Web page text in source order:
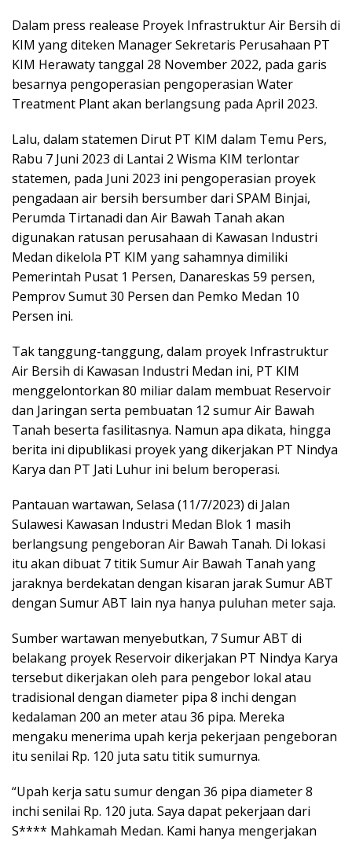
Dalam press realease Proyek Infrastruktur Air Bersih di
KIM yang diteken Manager Sekretaris Perusahaan PT
KIM Herawaty tanggal 28 November 2022, pada garis
besarnya pengoperasian pengoperasian Water
Treatment Plant akan berlangsung pada April 2023.
Lalu, dalam statemen Dirut PT KIM dalam Temu Pers,
Rabu 7 Juni 2023 di Lantai 2 Wisma KIM terlontar
statemen, pada Juni 2023 ini pengoperasian proyek
pengadaan air bersih bersumber dari SPAM Binjai,
Perumda Tirtanadi dan Air Bawah Tanah akan
digunakan ratusan perusahaan di Kawasan Industri
Medan dikelola PT KIM yang sahamnya dimiliki
Pemerintah Pusat 1 Persen, Danareskas 59 persen,
Pemprov Sumut 30 Persen dan Pemko Medan 10
Persen ini.
Tak tanggung-tanggung, dalam proyek Infrastruktur
Air Bersih di Kawasan Industri Medan ini, PT KIM
menggelontorkan 80 miliar dalam membuat Reservoir
dan Jaringan serta pembuatan 12 sumur Air Bawah
Tanah beserta fasilitasnya. Namun apa dikata, hingga
berita ini dipublikasi proyek yang dikerjakan PT Nindya
Karya dan PT Jati Luhur ini belum beroperasi.
Pantauan wartawan, Selasa (11/7/2023) di Jalan
Sulawesi Kawasan Industri Medan Blok 1 masih
berlangsung pengeboran Air Bawah Tanah. Di lokasi
itu akan dibuat 7 titik Sumur Air Bawah Tanah yang
jaraknya berdekatan dengan kisaran jarak Sumur ABT
dengan Sumur ABT lain nya hanya puluhan meter saja.
Sumber wartawan menyebutkan, 7 Sumur ABT di
belakang proyek Reservoir dikerjakan PT Nindya Karya
tersebut dikerjakan oleh para pengebor lokal atau
tradisional dengan diameter pipa 8 inchi dengan
kedalaman 200 an meter atau 36 pipa. Mereka
mengaku menerima upah kerja pekerjaan pengeboran
itu senilai Rp. 120 juta satu titik sumurnya.
“Upah kerja satu sumur dengan 36 pipa diameter 8
inchi senilai Rp. 120 juta. Saya dapat pekerjaan dari
S**** Mahkamah Medan. Kami hanya mengerjakan